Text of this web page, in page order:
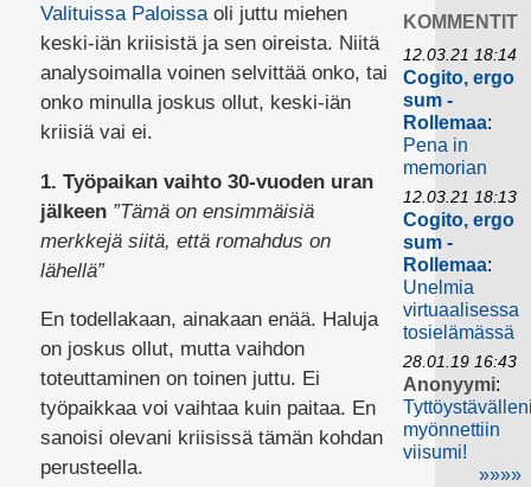
Valituissa Paloissaoli juttu miehen
keski-iän kriisistä ja sen oireista. Niitä
analysoimalla voinen selvittää onko, tai
onko minulla joskus ollut, keski-iän
kriisiä vai ei.
1. Työpaikan vaihto 30-vuoden uran
jälkeen ”Tämä on ensimmäisiä
merkkejä siitä, että romahdus on
lähellä”
En todellakaan, ainakaan enää. Haluja
on joskus ollut, mutta vaihdon
toteuttaminen on toinen juttu. Ei
työpaikkaa voi vaihtaa kuin paitaa. En
sanoisi olevani kriisissä tämän kohdan
perusteella.
KOMMENTIT
12.03.21 18:14
Cogito, ergo
sum -
Rollemaa:
Pena in
memorian
12.03.21 18:13
Cogito, ergo
sum -
Rollemaa:
Unelmia
virtuaalisessa
tosielämässä
28.01.19 16:43
Anonyymi:
myönnettiin
viisumi!
»»»»